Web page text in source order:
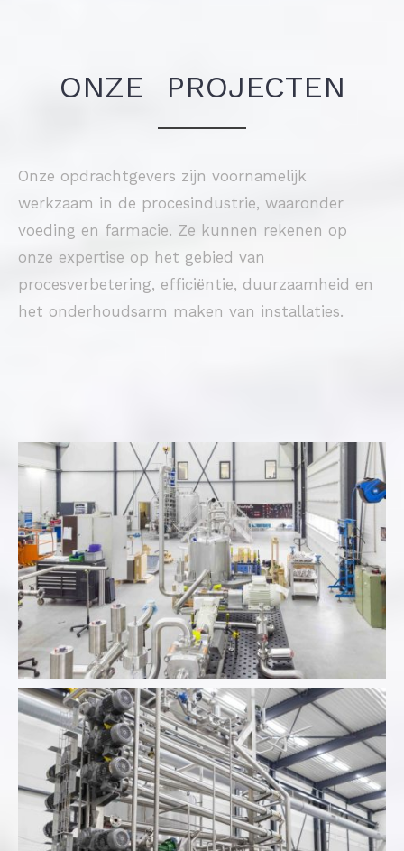
ONZE PROJECTEN
Onze opdrachtgevers zijn voornamelijk
werkzaam in de procesindustrie, waaronder
voeding en farmacie. Ze kunnen rekenen op
onze expertise op het gebied van
procesverbetering, efficiëntie, duurzaamheid en
het onderhoudsarm maken van installaties.